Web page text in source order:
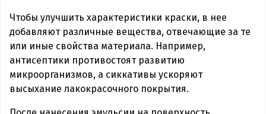
Чтобы улучшить характеристики краски, в нее
добавляют различные вещества, отвечающие за те
или иные свойства материала. Например,
антисептики противостоят развитию
микроорганизмов, а сиккативы ускоряют
высыхание лакокрасочного покрытия.